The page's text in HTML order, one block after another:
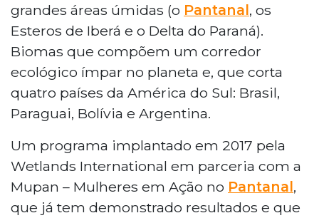
grandes áreas úmidas (o Pantanal, os
Esteros de Iberá e o Delta do Paraná).
Biomas que compõem um corredor
ecológico ímpar no planeta e, que corta
quatro países da América do Sul: Brasil,
Paraguai, Bolívia e Argentina.
Um programa implantado em 2017 pela
Wetlands International em parceria com a
Mupan – Mulheres em Ação no Pantanal,
que já tem demonstrado resultados e que